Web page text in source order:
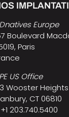
Europe
Boulevard
Paris
US Office
Wooster Heights
CT 06810
203.740.5400